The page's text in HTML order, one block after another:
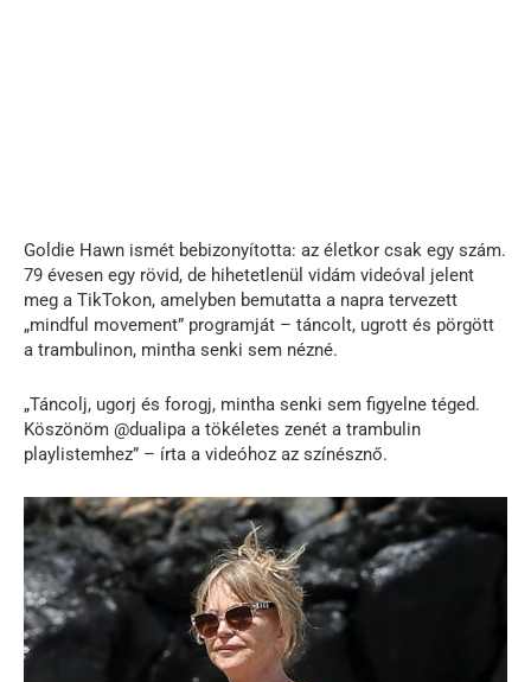
Goldie Hawn ismét bebizonyította: az életkor csak egy szám.
79 évesen egy rövid, de hihetetlenül vidám videóval jelent
meg a TikTokon, amelyben bemutatta a napra tervezett
„mindful movement” programját – táncolt, ugrott és pörgött
a trambulinon, mintha senki sem nézné.
„Táncolj, ugorj és forogj, mintha senki sem figyelne téged.
Köszönöm @dualipa a tökéletes zenét a trambulin
playlistemhez” – írta a videóhoz az színésznő.